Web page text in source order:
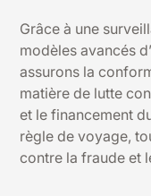
Grâce à une
modèles avancés
assurons la
matière de lutte
et le financement
règle de voyage,
contre la fraude et